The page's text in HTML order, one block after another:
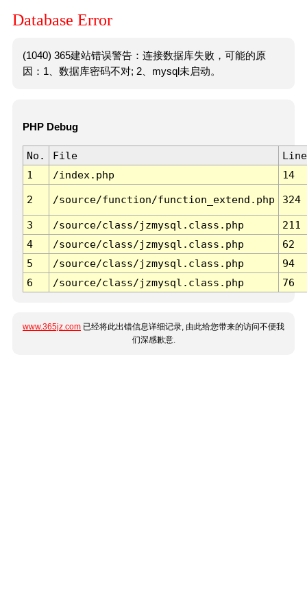
Database Error
(1040) 365建站错误警告：连接数据库失败，可能的原
因：1、数据库密码不对; 2、mysql未启动。
PHP Debug
No. File
Line
1
/index.php 14
2 /source/function/function_extend.php 324
3 /source/class/jzmysql.class.php
211
4
/source/class/jzmysql.class.php
62
5
/source/class/jzmysql.class.php
94
6
/source/class/jzmysql.class.php 76
www.365jz.com 已经将此出错信息详细记录, 由此给您带来的访问不便我
们深感歉意.